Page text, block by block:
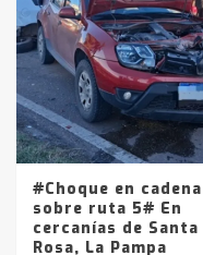
#Choque en cadena
sobre ruta 5# En
cercanías de Santa
Rosa, La Pampa